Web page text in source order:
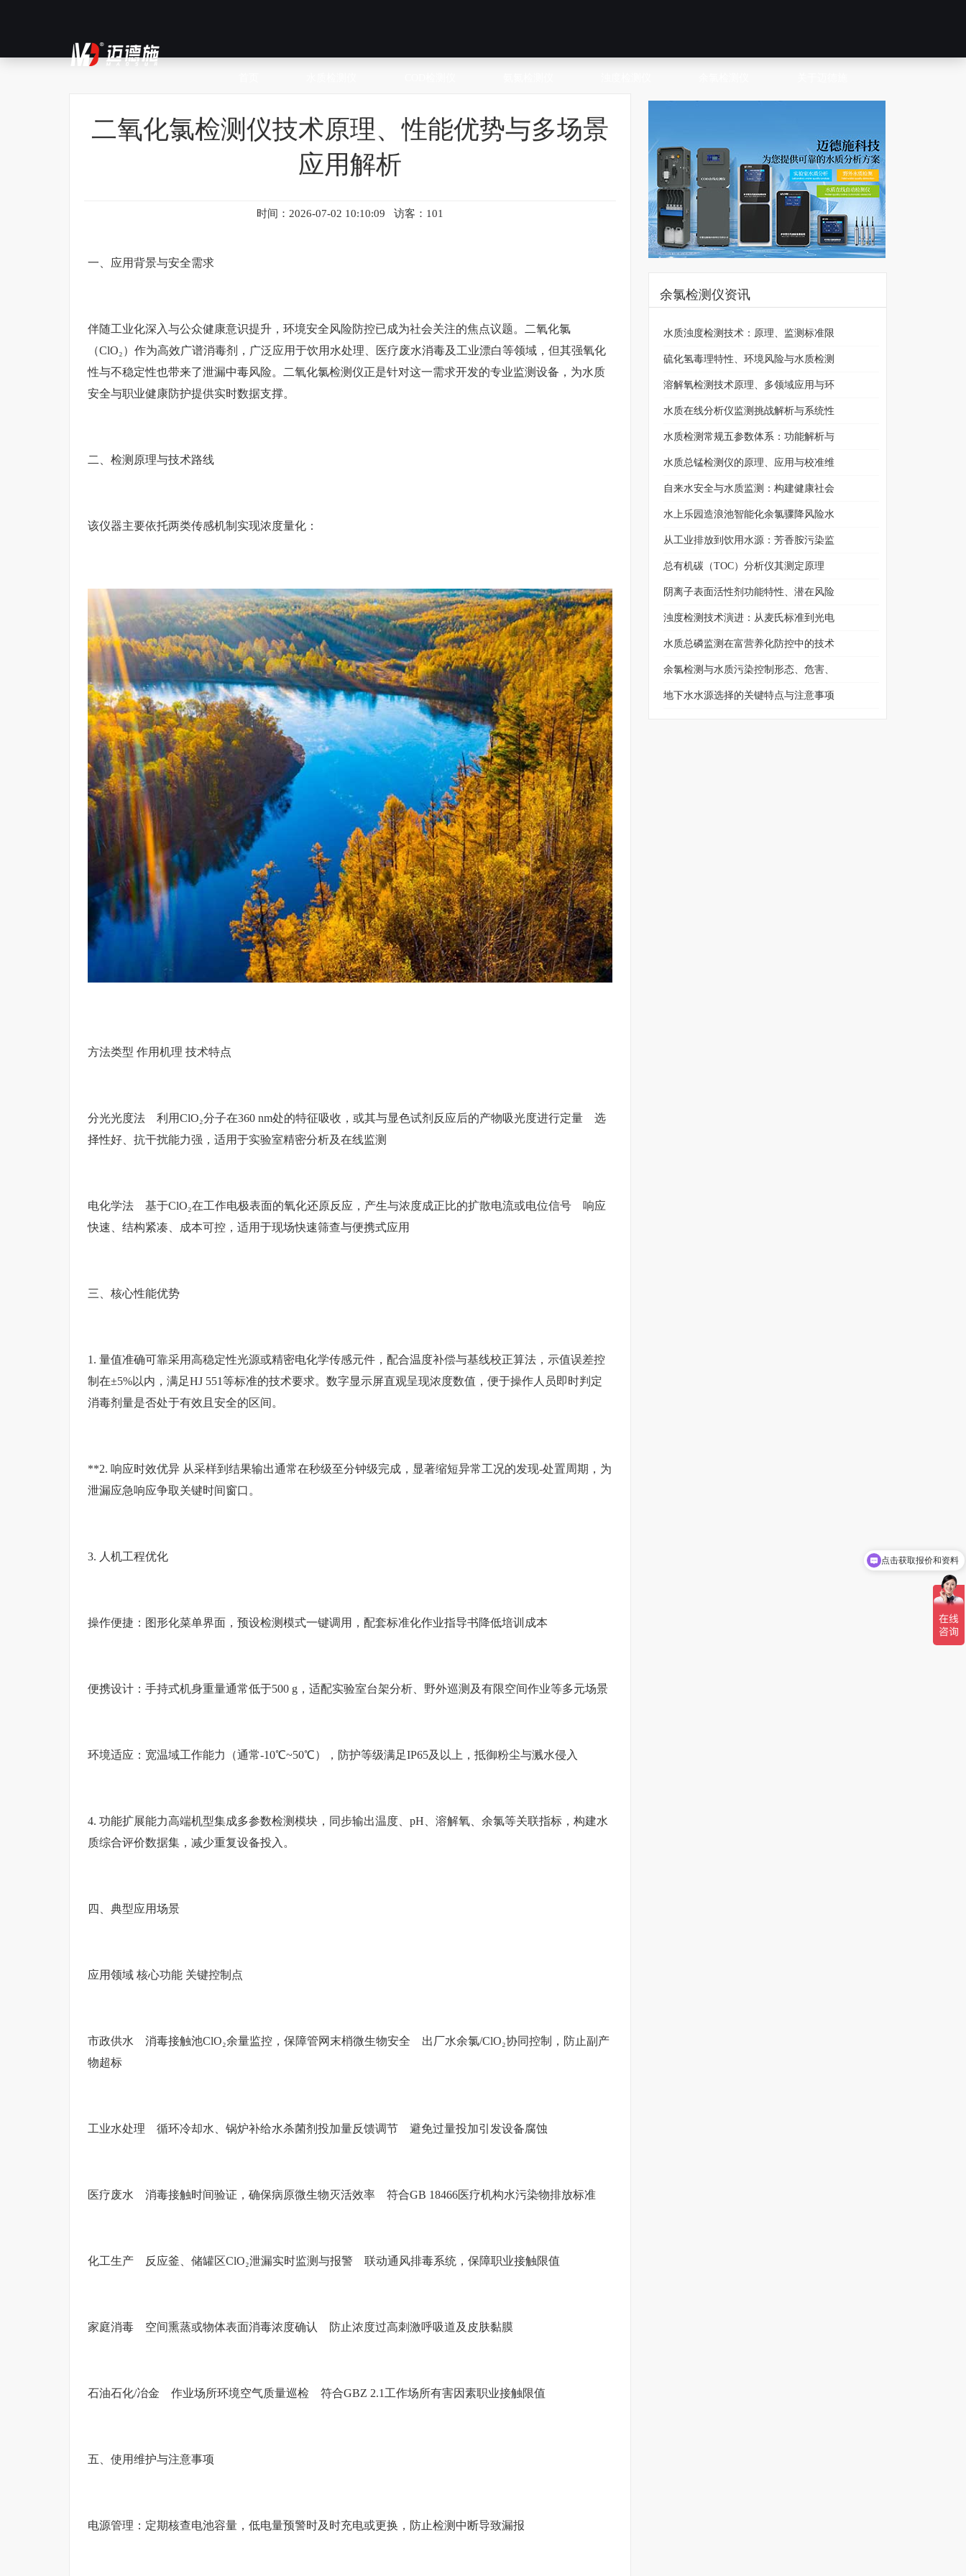
二氧化氯检测仪技术原理、性能优势与多场景
应用解析
时间：2026-07-02 10:10:09 访客：101
一、应用背景与安全需求
伴随工业化深入与公众健康意识提升，环境安全风险防控已成为社会关注的焦点议题。二氧化氯
（ClO₂）作为高效广谱消毒剂，广泛应用于饮用水处理、医疗废水消毒及工业漂白等领域，但其强氧化
性与不稳定性也带来了泄漏中毒风险。二氧化氯检测仪正是针对这一需求开发的专业监测设备，为水质
安全与职业健康防护提供实时数据支撑。
二、检测原理与技术路线
该仪器主要依托两类传感机制实现浓度量化：
方法类型 作用机理 技术特点
分光光度法 利用ClO₂分子在360 nm处的特征吸收，或其与显色试剂反应后的产物吸光度进行定量 选
择性好、抗干扰能力强，适用于实验室精密分析及在线监测
电化学法 基于ClO₂在工作电极表面的氧化还原反应，产生与浓度成正比的扩散电流或电位信号 响应
快速、结构紧凑、成本可控，适用于现场快速筛查与便携式应用
三、核心性能优势
1. 量值准确可靠采用高稳定性光源或精密电化学传感元件，配合温度补偿与基线校正算法，示值误差控
制在±5%以内，满足HJ 551等标准的技术要求。数字显示屏直观呈现浓度数值，便于操作人员即时判定
消毒剂量是否处于有效且安全的区间。
**2. 响应时效优异 从采样到结果输出通常在秒级至分钟级完成，显著缩短异常工况的发现-处置周期，为
泄漏应急响应争取关键时间窗口。
3. 人机工程优化
操作便捷：图形化菜单界面，预设检测模式一键调用，配套标准化作业指导书降低培训成本
便携设计：手持式机身重量通常低于500 g，适配实验室台架分析、野外巡测及有限空间作业等多元场景
环境适应：宽温域工作能力（通常-10℃~50℃），防护等级满足IP65及以上，抵御粉尘与溅水侵入
4. 功能扩展能力高端机型集成多参数检测模块，同步输出温度、pH、溶解氧、余氯等关联指标，构建水
质综合评价数据集，减少重复设备投入。
四、典型应用场景
应用领域 核心功能 关键控制点
市政供水 消毒接触池ClO₂余量监控，保障管网末梢微生物安全 出厂水余氯/ClO₂协同控制，防止副产
物超标
工业水处理 循环冷却水、锅炉补给水杀菌剂投加量反馈调节 避免过量投加引发设备腐蚀
医疗废水 消毒接触时间验证，确保病原微生物灭活效率 符合GB 18466医疗机构水污染物排放标准
化工生产 反应釜、储罐区ClO₂泄漏实时监测与报警 联动通风排毒系统，保障职业接触限值
家庭消毒 空间熏蒸或物体表面消毒浓度确认 防止浓度过高刺激呼吸道及皮肤黏膜
石油石化/冶金 作业场所环境空气质量巡检 符合GBZ 2.1工作场所有害因素职业接触限值
五、使用维护与注意事项
电源管理：定期核查电池容量，低电量预警时及时充电或更换，防止检测中断导致漏报
余氯检测仪资讯
水质浊度检测技术：原理、监测标准限
硫化氢毒理特性、环境风险与水质检测
溶解氧检测技术原理、多领域应用与环
水质在线分析仪监测挑战解析与系统性
水质检测常规五参数体系：功能解析与
水质总锰检测仪的原理、应用与校准维
自来水安全与水质监测：构建健康社会
水上乐园造浪池智能化余氯骤降风险水
从工业排放到饮用水源：芳香胺污染监
总有机碳（TOC）分析仪其测定原理
阴离子表面活性剂功能特性、潜在风险
浊度检测技术演进：从麦氏标准到光电
水质总磷监测在富营养化防控中的技术
余氯检测与水质污染控制形态、危害、
地下水水源选择的关键特点与注意事项
您好，我是人工客服